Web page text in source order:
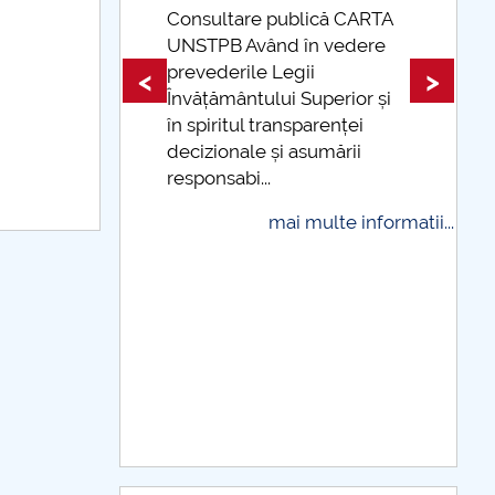
Taxe de școlarizare
indexate Taxele se pot plăti
și cu cardul
mai multe
< >